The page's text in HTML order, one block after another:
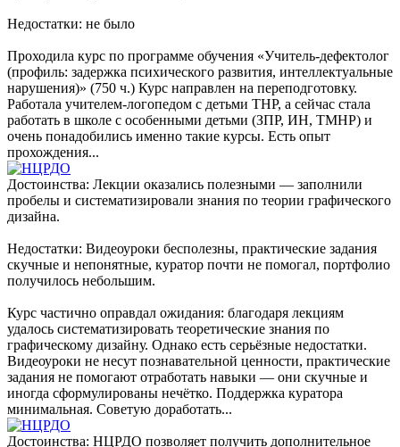
Недостатки: не было
Проходила курс по программе обучения «Учитель-дефектолог
(профиль: задержка психического развития, интеллектуальные
нарушения)» (750 ч.) Курс направлен на переподготовку.
Работала учителем-логопедом с детьми ТНР, а сейчас стала
работать в школе с особенными детьми (ЗПР, ИН, ТМНР) и
очень понадобились именно такие курсы. Есть опыт
прохождения...
Достоинства: Лекции оказались полезными — заполнили
пробелы и систематизировали знания по теории графического
дизайна.
Недостатки: Видеоуроки бесполезны, практические задания
скучные и непонятные, куратор почти не помогал, портфолио
получилось небольшим.
Курс частично оправдал ожидания: благодаря лекциям
удалось систематизировать теоретические знания по
графическому дизайну. Однако есть серьёзные недостатки.
Видеоуроки не несут познавательной ценности, практические
задания не помогают отработать навыки — они скучные и
иногда сформулированы нечётко. Поддержка куратора
минимальная. Советую доработать...
Достоинства: НЦРДО позволяет получить дополнительное